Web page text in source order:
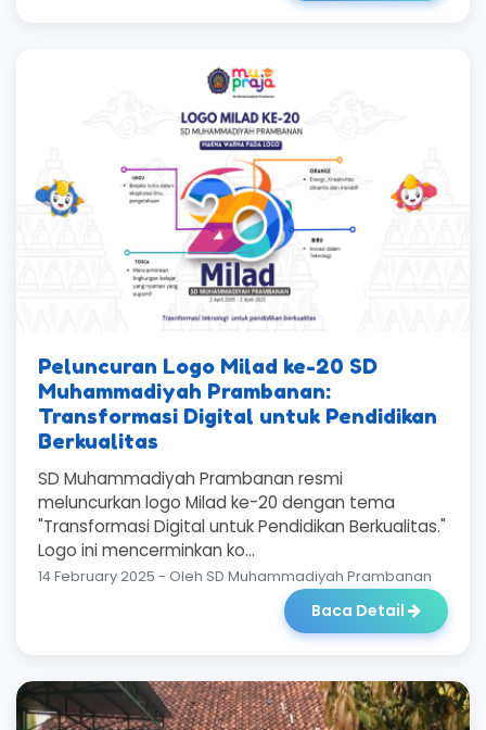
Peluncuran Logo Milad ke-20 SD
Muhammadiyah Prambanan:
Transformasi Digital untuk Pendidikan
Berkualitas
SD Muhammadiyah Prambanan resmi
meluncurkan logo Milad ke-20 dengan tema
"Transformasi Digital untuk Pendidikan Berkualitas."
Logo ini mencerminkan ko...
14 February 2025 - Oleh SD Muhammadiyah Prambanan
Baca Detail